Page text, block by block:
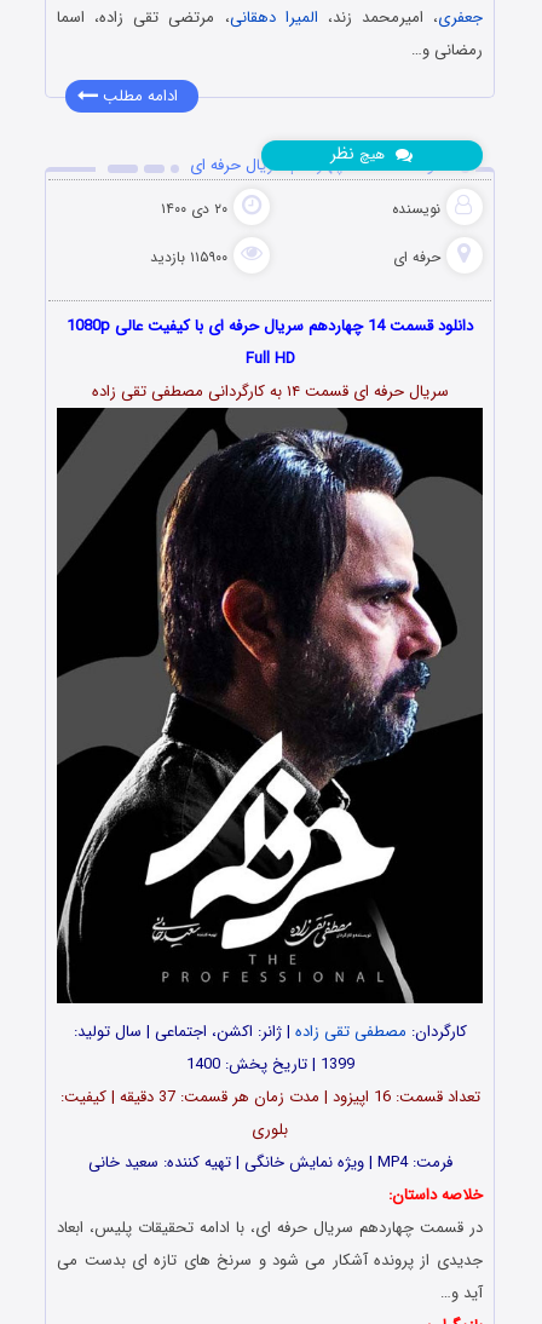
جعفری، امیرمحمد زند، المیرا دهقانی، مرتضی تقی زاده، اسما
رمضانی و…
ادامه مطلب
دانلود قسمت 14 چهاردهم سریال حرفه ای
نویسنده ۲۰ دی ۱۴۰۰
حرفه ای ۱۱۵۹۰۰ بازدید
هیچ نظر
دانلود قسمت 14 چهاردهم سریال حرفه ای با کیفیت عالی 1080p
Full HD
سریال حرفه ای قسمت ۱۴ به کارگردانی مصطفی تقی زاده
کارگردان: مصطفی تقی زاده | ژانر: اکشن، اجتماعی | سال تولید:
1399 | تاریخ پخش: 1400
تعداد قسمت: 16 اپیزود | مدت زمان هر قسمت: 37 دقیقه | کیفیت:
بلوری
فرمت: MP4 | ویژه نمایش خانگی | تهیه کننده: سعید خانی
خلاصه داستان:
در قسمت چهاردهم سریال حرفه ای، با ادامه تحقیقات پلیس، ابعاد
جدیدی از پرونده آشکار می شود و سرنخ های تازه ای بدست می
آید و…